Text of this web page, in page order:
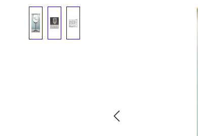
Bildergalerie überspringen